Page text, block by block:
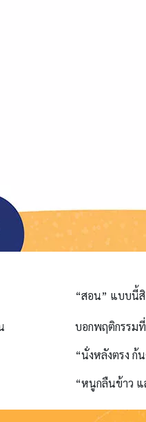
“สอน” แบบนี้สิ
บอกพฤติกรรม
“นั่งหลังตรง ก้
“หนูกลืนข้าว